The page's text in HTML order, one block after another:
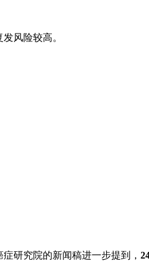
风险较高。
症研究院的新闻稿进一步提到，